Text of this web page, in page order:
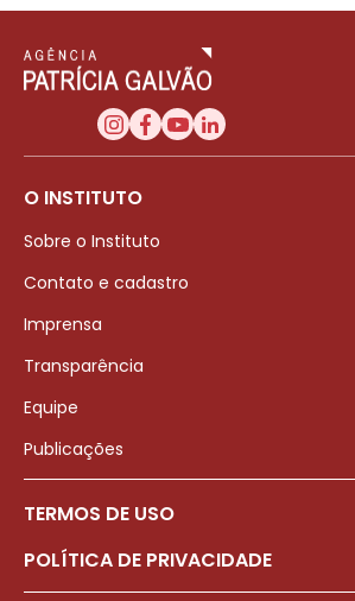
O INSTITUTO
Sobre o Instituto
Contato e cadastro
Imprensa
Transparência
Equipe
Publicações
TERMOS DE USO
POLÍTICA DE PRIVACIDADE